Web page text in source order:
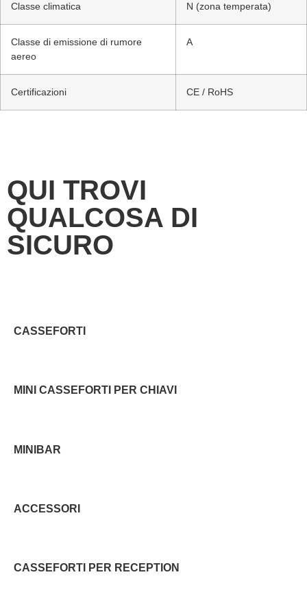
Classe climatica N (zona temperata)
Classe di emissione di rumore
aereo
A
Certificazioni CE / RoHS
QUI TROVI
QUALCOSA DI
SICURO
CASSEFORTI
MINI CASSEFORTI PER CHIAVI
MINIBAR
ACCESSORI
CASSEFORTI PER RECEPTION